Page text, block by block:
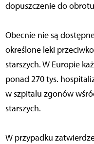
dopuszczenie do
Obecnie nie są
określone leki
starszych. W Europie
ponad 270 tys.
w szpitalu zgonów
starszych.
W przypadku